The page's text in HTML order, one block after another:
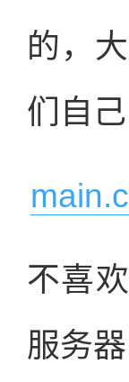
的，
们自
不喜
服务